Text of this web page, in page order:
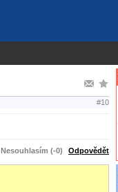
#10
Nesouhlasím (-0) Odpovědět